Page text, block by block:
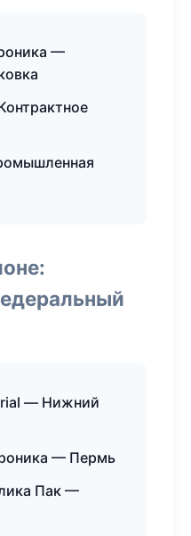
—
— Нижний
— Пермь
Пак —